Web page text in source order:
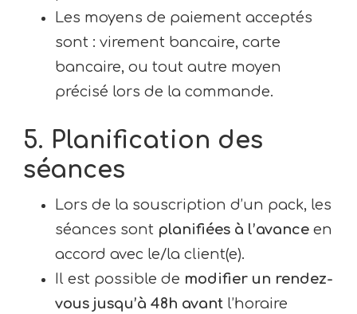
Les moyens de paiement acceptés
sont : virement bancaire, carte
bancaire, ou tout autre moyen
précisé lors de la commande.
5. Planification des
séances
Lors de la souscription d’un pack, les
séances sont planifiées à l’avance en
accord avec le/la client(e).
Il est possible de modifier un rendez-
vous jusqu’à 48h avant l’horaire